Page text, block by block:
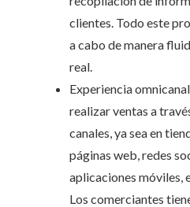
clientes. Todo este
a cabo de manera
real.
Experiencia
realizar ventas a
canales, ya sea en
páginas web, redes
aplicaciones móviles,
Los comerciantes